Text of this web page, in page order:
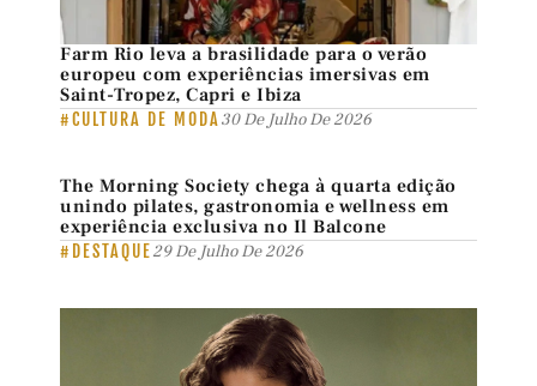
Farm Rio leva a brasilidade para o verão
europeu com experiências imersivas em
Saint-Tropez, Capri e Ibiza
#CULTURA DE MODA30 De Julho De 2026
The Morning Society chega à quarta edição
unindo pilates, gastronomia e wellness em
experiência exclusiva no Il Balcone
#DESTAQUE29 De Julho De 2026